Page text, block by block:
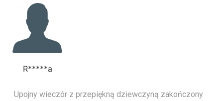
R*****a
Upojny wieczór z przepiękną dziewczyną zakończony